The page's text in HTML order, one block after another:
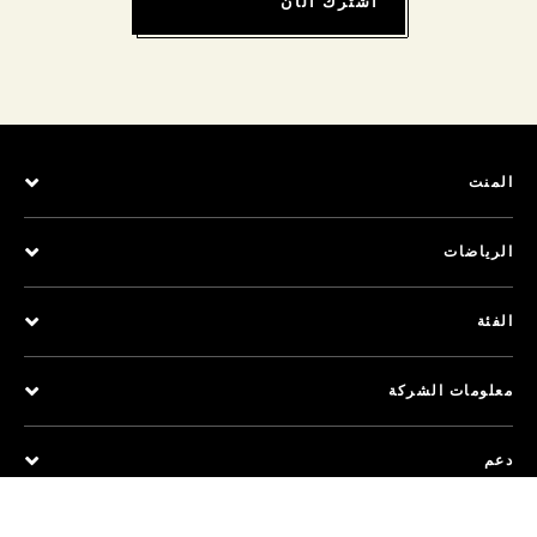
المنت
الرياضات
الفئة
معلومات الشركة
دعم